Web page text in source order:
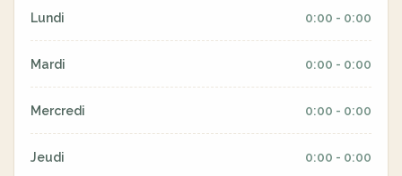
Lundi 0:00 - 0:00
Mardi 0:00 - 0:00
Mercredi 0:00 - 0:00
Jeudi 0:00 - 0:00